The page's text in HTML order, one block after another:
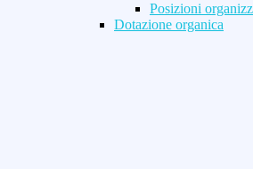
Posizioni
Dotazione organica